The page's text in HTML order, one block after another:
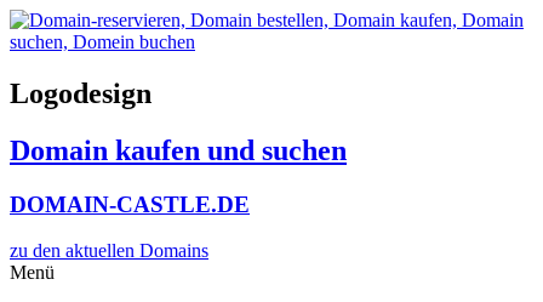
Zum
Inhalt
Logodesign
Domain kaufen und suchen
DOMAIN-CASTLE.DE
zu den aktuellen Domains​
Menü